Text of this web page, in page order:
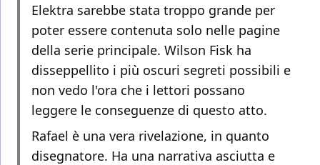
Elektra sarebbe stata troppo grande per
poter essere contenuta solo nelle pagine
della serie principale. Wilson Fisk ha
disseppellito i più oscuri segreti possibili e
non vedo l'ora che i lettori possano
leggere le conseguenze di questo atto.
Rafael è una vera rivelazione, in quanto
disegnatore. Ha una narrativa asciutta e